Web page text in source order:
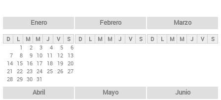
ds
p
n
Enero
D L M M J V
S
1
2 3 4 5
6
7
8 9 10 11 12
13
14 15 16 17 18 19 20
21
22 23 24 25 26 27
28 29 30 31
Febrero
D L M M J V S
Marzo
D L M M J V S
Abril Mayo Junio